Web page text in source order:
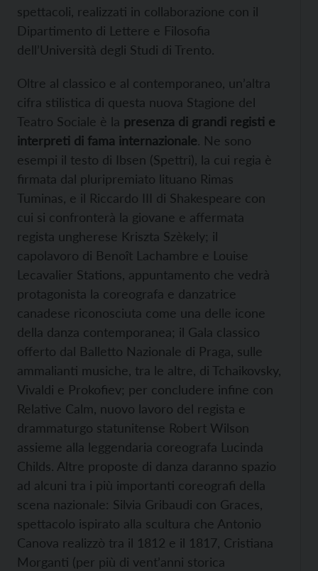
spettacoli, realizzati in collaborazione con il
Dipartimento di Lettere e Filosofia
dell’Università degli Studi di Trento.
Oltre al classico e al contemporaneo, un’altra
cifra stilistica di questa nuova Stagione del
Teatro Sociale è la presenza di grandi registi e
interpreti di fama internazionale. Ne sono
esempi il testo di Ibsen (Spettri), la cui regia è
firmata dal pluripremiato lituano Rimas
Tuminas, e il Riccardo III di Shakespeare con
cui si confronterà la giovane e affermata
regista ungherese Kriszta Szèkely; il
capolavoro di Benoît Lachambre e Louise
Lecavalier Stations, appuntamento che vedrà
protagonista la coreografa e danzatrice
canadese riconosciuta come una delle icone
della danza contemporanea; il Gala classico
offerto dal Balletto Nazionale di Praga, sulle
ammalianti musiche, tra le altre, di Tchaikovsky,
Vivaldi e Prokofiev; per concludere infine con
Relative Calm, nuovo lavoro del regista e
drammaturgo statunitense Robert Wilson
assieme alla leggendaria coreografa Lucinda
Childs. Altre proposte di danza daranno spazio
ad alcuni tra i più importanti coreografi della
scena nazionale: Silvia Gribaudi con Graces,
spettacolo ispirato alla scultura che Antonio
Canova realizzò tra il 1812 e il 1817, Cristiana
Morganti (per più di vent’anni storica